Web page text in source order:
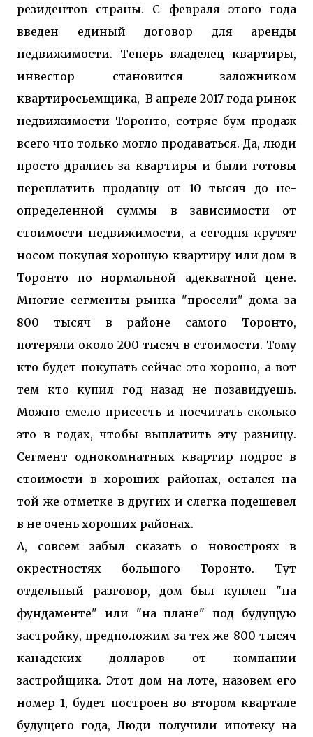
резидентов страны. С февраля этого года
введен единый договор для аренды
недвижимости. Теперь владелец квартиры,
инвестор становится заложником
квартиросьемщика, В апреле 2017 года рынок
недвижимости Торонто, сотряс бум продаж
всего что только могло продаваться. Да, люди
просто дрались за квартиры и были готовы
переплатить продавцу от 10 тысяч до не-
определенной суммы в зависимости от
стоимости недвижимости, а сегодня крутят
носом покупая хорошую квартиру или дом в
Торонто по нормальной адекватной цене.
Многие сегменты рынка "просели" дома за
800 тысяч в районе самого Торонто,
потеряли около 200 тысяч в стоимости. Тому
кто будет покупать сейчас это хорошо, а вот
тем кто купил год назад не позавидуешь.
Можно смело присесть и посчитать сколько
это в годах, чтобы выплатить эту разницу.
Сегмент однокомнатных квартир подрос в
стоимости в хороших районах, остался на
той же отметке в других и слегка подешевел
в не очень хороших районах.
А, совсем забыл сказать о новостроях в
окрестностях большого Торонто. Тут
отдельный разговор, дом был куплен "на
фундаменте" или "на плане" под будущую
застройку, предположим за тех же 800 тысяч
канадских долларов от компании
застройщика. Этот дом на лоте, назовем его
номер 1, будет построен во втором квартале
будущего года, Люди получили ипотеку на